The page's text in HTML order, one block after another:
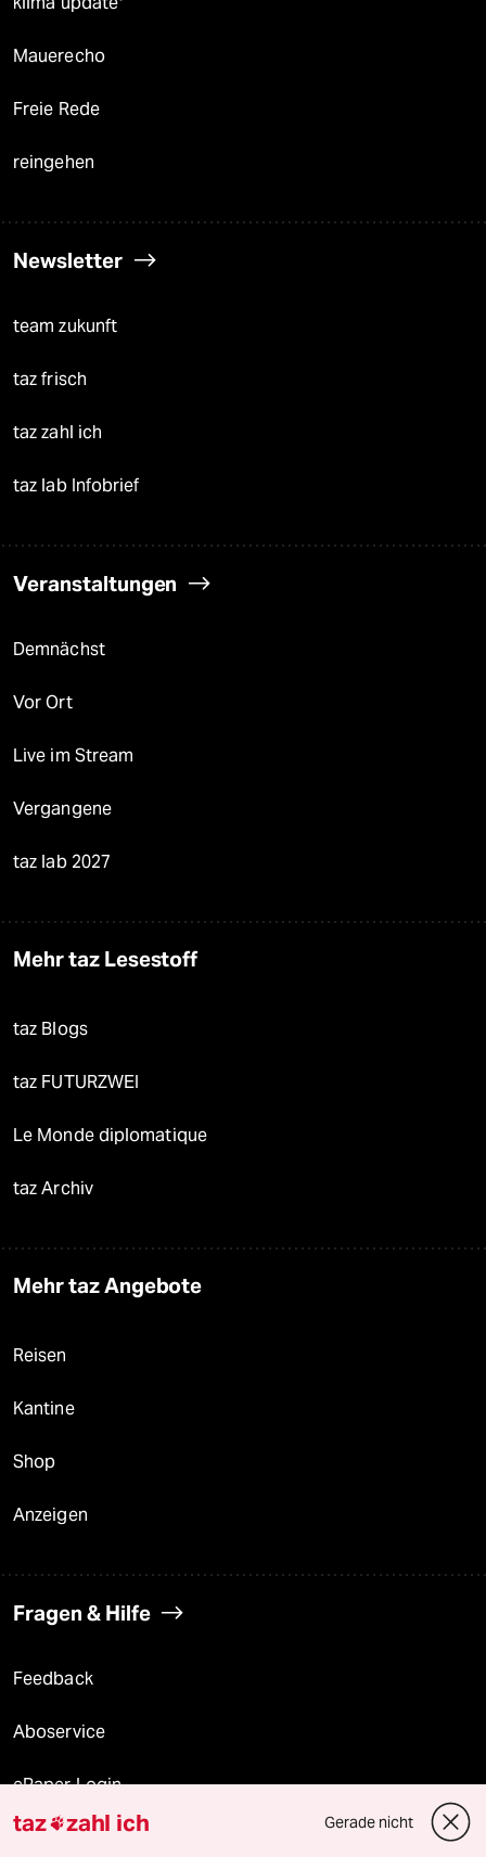
Mauerecho
Freie Rede
reingehen
Newsletter
team zukunft
taz frisch
taz zahl ich
taz lab Infobrief
Veranstaltungen
Demnächst
Vor Ort
Live im Stream
Vergangene
taz lab 2027
Mehr taz Lesestoff
taz Blogs
taz FUTURZWEI
Le Monde diplomatique
taz Archiv
Mehr taz Angebote
Reisen
Kantine
Shop
Anzeigen
Fragen & Hilfe
Feedback
Aboservice
ePaper Login
Downloads für Abonnierende
taz zahl ich Gerade nicht